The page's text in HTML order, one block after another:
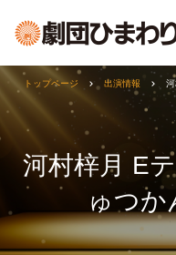
河村梓月 E
ゅつか
トップページ 出演情報